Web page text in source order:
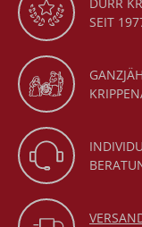
SEIT